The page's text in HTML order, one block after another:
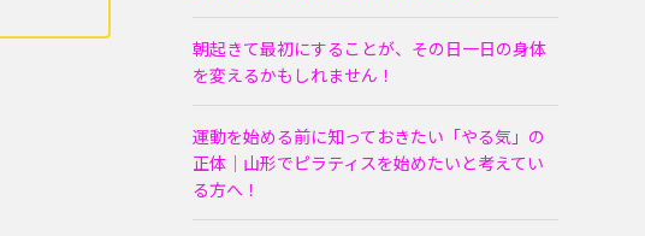
朝起きて最初にすることが、その日一日の身体
を変えるかもしれません！
運動を始める前に知っておきたい「やる気」の
正体｜山形でピラティスを始めたいと考えてい
る方へ！